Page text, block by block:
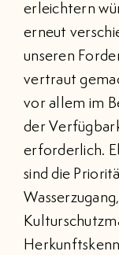
erleichtern
erneut
unseren
vertraut
vor allem im
der
erforderlich.
sind die